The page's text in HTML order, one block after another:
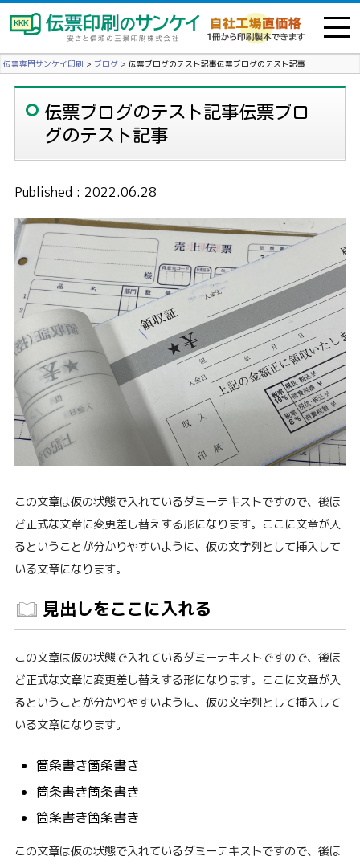
伝票専門サンケイ印刷 > ブログ > 伝票ブログのテスト記事伝票ブログのテスト記事
伝票ブログのテスト記事伝票ブロ
グのテスト記事
Published : 2022.06.28
この文章は仮の状態で入れているダミーテキストですので、後ほ
ど正式な文章に変更差し替えする形になります。ここに文章が入
るということが分かりやすいように、仮の文字列として挿入して
いる文章になります。
見出しをここに入れる
この文章は仮の状態で入れているダミーテキストですので、後ほ
ど正式な文章に変更差し替えする形になります。ここに文章が入
るということが分かりやすいように、仮の文字列として挿入して
いる文章になります。
箇条書き箇条書き
箇条書き箇条書き
箇条書き箇条書き
この文章は仮の状態で入れているダミーテキストですので、後ほ